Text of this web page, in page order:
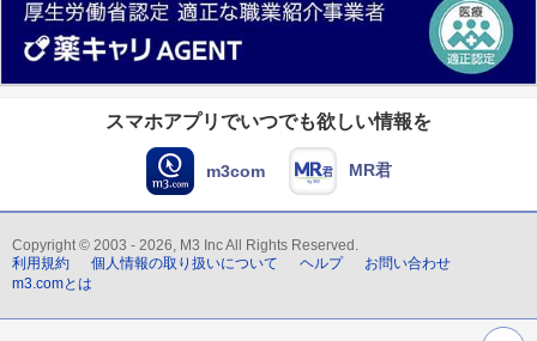
スマホアプリでいつでも欲しい情報を
m3com MR君
Copyright © 2003 - 2026, M3 Inc All Rights Reserved.
利用規約
個人情報の取り扱いについて ヘルプ
お問い合わせ
m3.comとは